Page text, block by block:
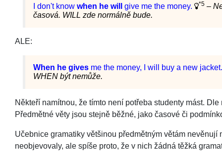
I don't know when he will give me the money. *5 –
časová. WILL zde normálně bude.
ALE:
When he gives me the money, I will buy a new jacket.
WHEN být nemůže.
Někteří namítnou, že tímto není potřeba studenty mást.
Předmětné věty jsou stejně běžné, jako časové či
Učebnice gramatiky většinou předmětným větám
neobjevovaly, ale spíše proto, že v nich žádná těžká